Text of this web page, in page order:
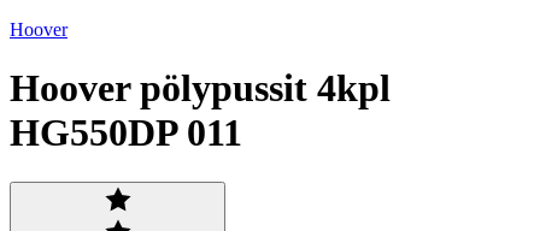
Hoover
Hoover pölypussit 4kpl
HG550DP 011